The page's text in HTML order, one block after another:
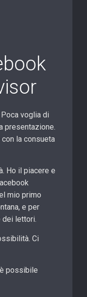
voglia di
presentazione.
la consueta
Ho il piacere e
mio primo
e per
dei lettori.
Ci
è possibile